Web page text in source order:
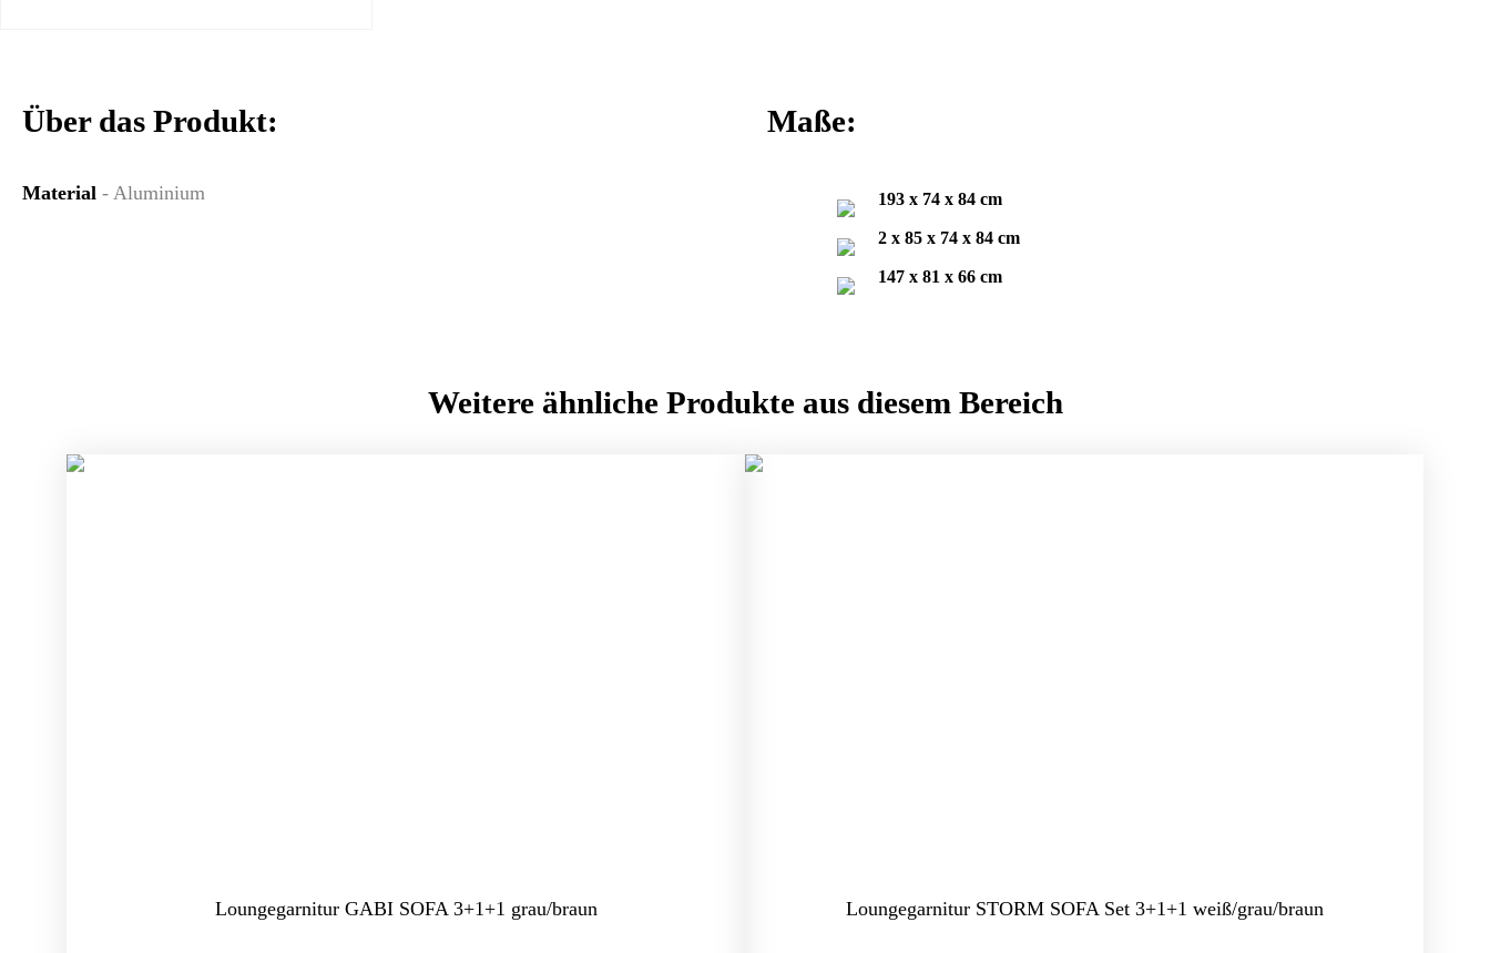
Über das Produkt:
Material - Aluminium
Maße:
193 x 74 x 84 cm
2 x 85 x 74 x 84 cm
147 x 81 x 66 cm
Weitere ähnliche Produkte aus diesem Bereich
Loungegarnitur GABI SOFA 3+1+1 grau/braun Loungegarnitur STORM SOFA Set 3+1+1 weiß/grau/braun